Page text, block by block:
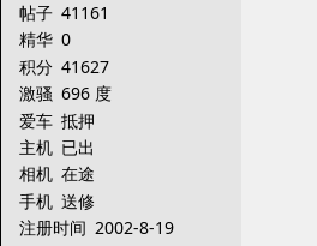
帖子 41161
精华 0
积分 41627
激骚 696 度
爱车 抵押
主机 已出
相机 在途
手机 送修
注册时间 2002-8-19